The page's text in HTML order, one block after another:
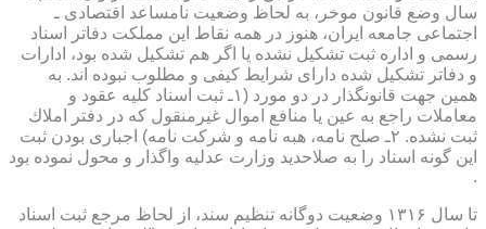
سال وضع قانون موخر، به لحاظ وضعیت نامساعد اقتصادی ـ
اجتماعی جامعه ایران، هنوز در همه نقاط این مملكت دفاتر اسناد
رسمی و اداره ثبت تشكیل نشده یا اگر هم تشكیل شده بود، ادارات
و دفاتر تشكیل شده دارای شرایط كیفی و مطلوب نبوده اند. به
همین جهت قانونگذار در دو مورد (۱ـ ثبت اسناد كلیه عقود و
معاملات راجع به عین یا منافع اموال غیرمنقول كه در دفتر املاك
ثبت نشده. ۲ـ صلح نامه، هبه نامه و شركت نامه) اجباری بودن ثبت
این گونه اسناد را به صلاحدید وزارت عدلیه واگذار و محول نموده بود
.
تا سال ۱۳۱۶ وضعیت دوگانه تنظیم سند، از لحاظ مرجع ثبت اسناد